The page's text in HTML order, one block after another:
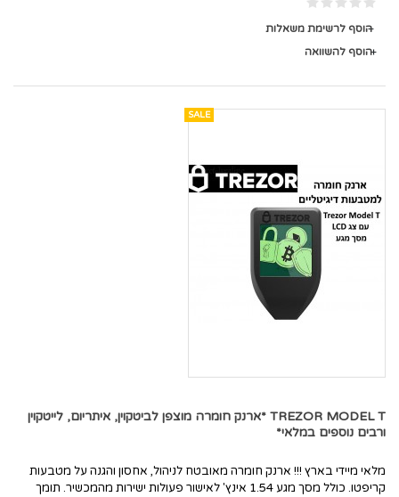
הוסף לרשימת משאלות
הוסף להשוואה
SALE
TREZOR MODEL T *ארנק חומרה מוצפן לביטקוין, איתריום, לייטקוין
ורבים נוספים במלאי*
מלאי מיידי בארץ !!! ארנק חומרה מאובטח לניהול, אחסון והגנה על מטבעות
קריפטו. כולל מסך מגע 1.54 אינץ' לאישור פעולות ישירות מהמכשיר. תומך